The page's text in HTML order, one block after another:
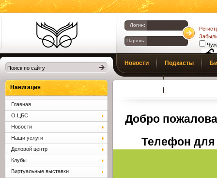
Библиотеки
Клина. Клинская
ЦБС.
Логин:
Пароль:
Новости Подкасты
Добро
Телефон для
Навигация
Главная
О ЦБС
Новости
Наши услуги
Деловой центр
Клубы
Виртуальные выставки